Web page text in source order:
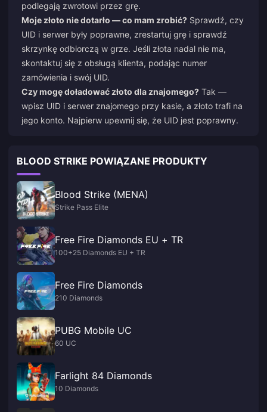
podlegają zwrotowi przez grę.
Moje złoto nie dotarło — co mam zrobić? Sprawdź, czy
UID i serwer były poprawne, zrestartuj grę i sprawdź
skrzynkę odbiorczą w grze. Jeśli złota nadal nie ma,
skontaktuj się z obsługą klienta, podając numer
zamówienia i swój UID.
Czy mogę doładować złoto dla znajomego? Tak —
wpisz UID i serwer znajomego przy kasie, a złoto trafi na
jego konto. Najpierw upewnij się, że UID jest poprawny.
BLOOD STRIKE POWIĄZANE PRODUKTY
Blood Strike (MENA)
Strike Pass Elite
Free Fire Diamonds EU + TR
100+25 Diamonds EU + TR
Free Fire Diamonds
210 Diamonds
PUBG Mobile UC
60 UC
Farlight 84 Diamonds
10 Diamonds